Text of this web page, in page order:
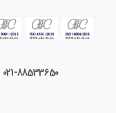
021-88533650